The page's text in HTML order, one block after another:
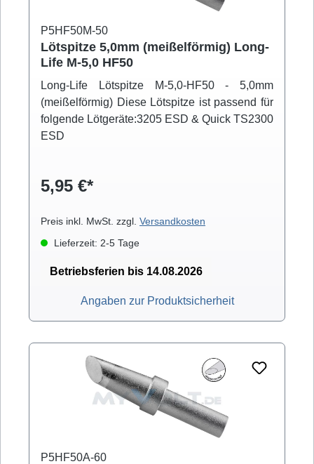
P5HF50M-50
Lötspitze 5,0mm (meißelförmig) Long-
Life M-5,0 HF50
Long-Life Lötspitze M-5,0-HF50 - 5,0mm
(meißelförmig) Diese Lötspitze ist passend für
folgende Lötgeräte:3205 ESD & Quick TS2300
ESD
5,95 €*
Preis inkl. MwSt. zzgl. Versandkosten
Lieferzeit: 2-5 Tage
Betriebsferien bis 14.08.2026
Angaben zur Produktsicherheit
P5HF50A-60